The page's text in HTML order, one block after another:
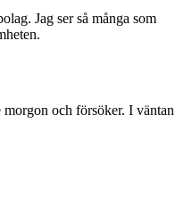
Jag ser så många som
morgon och försöker. I väntan